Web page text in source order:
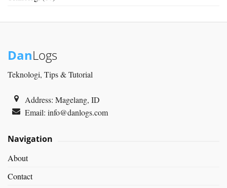
DanLogs
Teknologi, Tips & Tutorial
Address: Magelang, ID
Email:info@danlogs.com
Navigation
About
Contact